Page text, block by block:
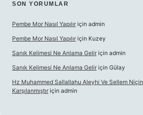
SON YORUMLAR
Pembe Mor Nasıl Yapılır için admin
Pembe Mor Nasıl Yapılır için Kuzey
Sanık Kelimesi Ne Anlama Gelir için admin
Sanık Kelimesi Ne Anlama Gelir için Gülay
Hz Muhammed Sallallahu Aleyhi Ve Sellem
Karşılanmıştır için admin